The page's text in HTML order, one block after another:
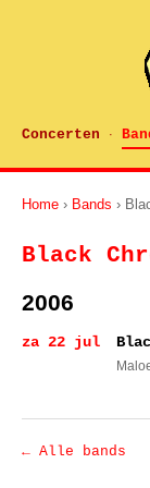
Concerten ·
Home › Bands ›
Black
2006
za 22 jul
← Alle bands